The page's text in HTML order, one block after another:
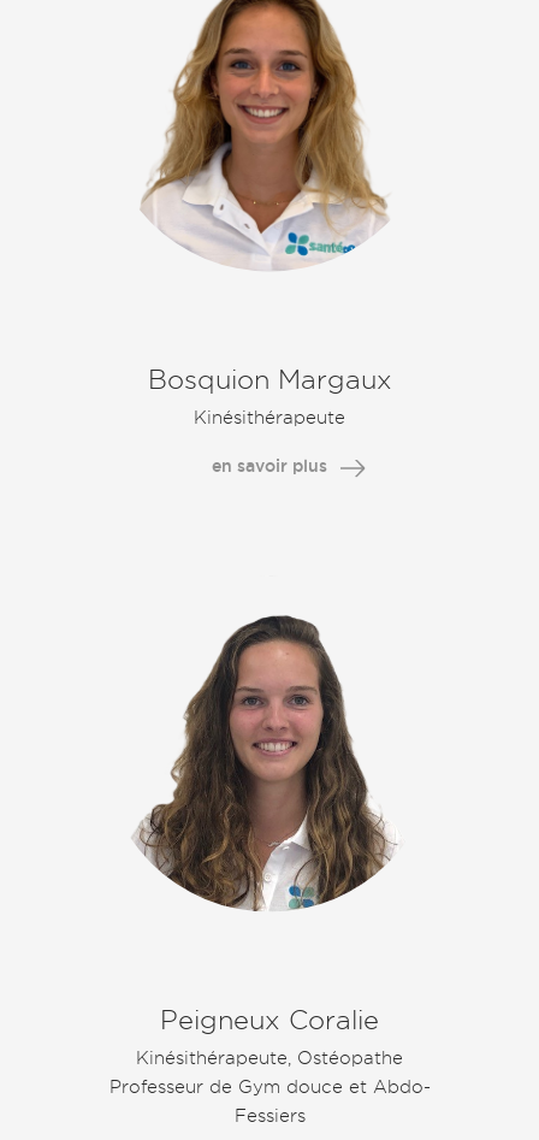
Bosquion Margaux
Kinésithérapeute
en savoir plus
Peigneux Coralie
Kinésithérapeute, Ostéopathe
Professeur de Gym douce et Abdo-
Fessiers